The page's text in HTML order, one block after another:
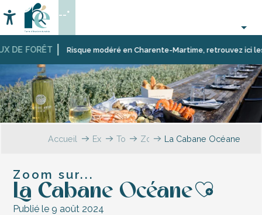
au
contenu
principal
DE FORÊT Risque modéré en Charente-Martime, retrouvez ici les
Accessibilité
Recherche
--°
Accueil ExplorerTous Zoom La Cabane Océane
Zoom sur...
La Cabane Océane
Publié le 9 août 2024